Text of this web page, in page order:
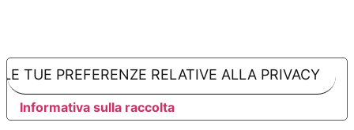
Informativa sulla raccolta
LE TUE PREFERENZE RELATIVE ALLA PRIVACY